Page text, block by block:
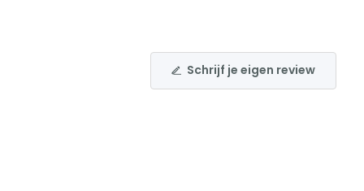
Schrijf je eigen review